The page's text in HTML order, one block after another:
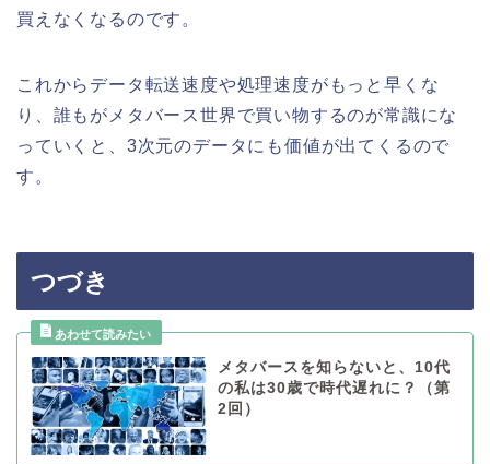
買えなくなるのです。
これからデータ転送速度や処理速度がもっと早くな
り、誰もがメタバース世界で買い物するのが常識にな
っていくと、3次元のデータにも価値が出てくるので
す。
つづき
メタバースを知らないと、10代
の私は30歳で時代遅れに？（第
2回）